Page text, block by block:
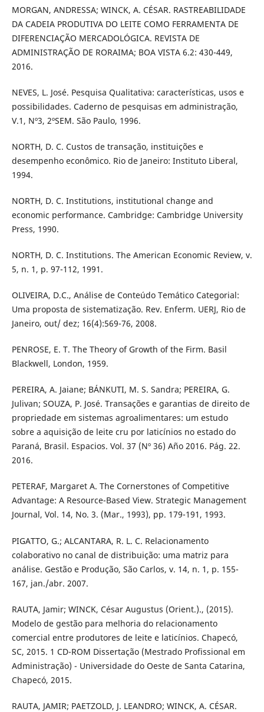
MORGAN, ANDRESSA; WINCK, A. CÉSAR. RASTREABILIDADE
DA CADEIA PRODUTIVA DO LEITE COMO FERRAMENTA DE
DIFERENCIAÇÃO MERCADOLÓGICA. REVISTA DE
ADMINISTRAÇÃO DE RORAIMA; BOA VISTA 6.2: 430-449,
2016.
NEVES, L. José. Pesquisa Qualitativa: características, usos e
possibilidades. Caderno de pesquisas em administração,
V.1, Nº3, 2ºSEM. São Paulo, 1996.
NORTH, D. C. Custos de transação, instituições e
desempenho econômico. Rio de Janeiro: Instituto Liberal,
1994.
NORTH, D. C. Institutions, institutional change and
economic performance. Cambridge: Cambridge University
Press, 1990.
NORTH, D. C. Institutions. The American Economic Review, v.
5, n. 1, p. 97-112, 1991.
OLIVEIRA, D.C., Análise de Conteúdo Temático Categorial:
Uma proposta de sistematização. Rev. Enferm. UERJ, Rio de
Janeiro, out/ dez; 16(4):569-76, 2008.
PENROSE, E. T. The Theory of Growth of the Firm. Basil
Blackwell, London, 1959.
PEREIRA, A. Jaiane; BÁNKUTI, M. S. Sandra; PEREIRA, G.
Julivan; SOUZA, P. José. Transações e garantias de direito de
propriedade em sistemas agroalimentares: um estudo
sobre a aquisição de leite cru por laticínios no estado do
Paraná, Brasil. Espacios. Vol. 37 (Nº 36) Año 2016. Pág. 22.
2016.
PETERAF, Margaret A. The Cornerstones of Competitive
Advantage: A Resource-Based View. Strategic Management
Journal, Vol. 14, No. 3. (Mar., 1993), pp. 179-191, 1993.
PIGATTO, G.; ALCANTARA, R. L. C. Relacionamento
colaborativo no canal de distribuição: uma matriz para
análise. Gestão e Produção, São Carlos, v. 14, n. 1, p. 155-
167, jan./abr. 2007.
RAUTA, Jamir; WINCK, César Augustus (Orient.)., (2015).
Modelo de gestão para melhoria do relacionamento
comercial entre produtores de leite e laticínios. Chapecó,
SC, 2015. 1 CD-ROM Dissertação (Mestrado Profissional em
Administração) - Universidade do Oeste de Santa Catarina,
Chapecó, 2015.
RAUTA, JAMIR; PAETZOLD, J. LEANDRO; WINCK, A. CÉSAR.